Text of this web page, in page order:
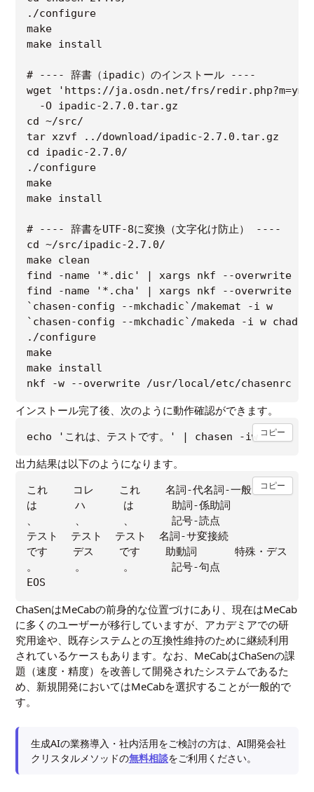
./configure
make
make install
# ---- 辞書（ipadic）のインストール ----
wget 'https://ja.osdn.net/frs/
  -O ipadic-2.7.0.tar.gz
cd ~/src/
tar xzvf ../download/ipadic-2.7.0.tar.gz
cd ipadic-2.7.0/
./configure
make
make install
# ---- 辞書をUTF-8に変換（文字化け防止） ----
cd ~/src/ipadic-2.7.0/
make clean
find -name '*.dic' | xargs nkf --overwrite -w
find -name '*.cha' | xargs nkf --overwrite -w
`chasen-config --mkchadic`/makemat -i w
`chasen-config --mkchadic`/makeda -i w
./configure
make
make install
インストール完了後、次のように動作確認ができます。
コピー
出力結果は以下のようになります。
これ    コレ    これ    名詞-代名詞-一般
は      ハ      は      助詞-係助詞
、      、      、      記号-読点
テスト  テスト  テスト  名詞-サ変接続
です    デス    です    助動詞      特殊・デス  基
。      。      。      記号-句点
コピー
ChaSenはMeCabの前身的な位置づけにあり、現在はMeCab
に多くのユーザーが移行していますが、アカデミアでの研
究用途や、既存システムとの互換性維持のために継続利用
されているケースもあります。なお、MeCabはChaSenの課
題（速度・精度）を改善して開発されたシステムであるた
め、新規開発においてはMeCabを選択することが一般的で
す。
生成AIの業務導入・社内活用をご検討の方は、AI開発会社
クリスタルメソッドの無料相談をご利用ください。